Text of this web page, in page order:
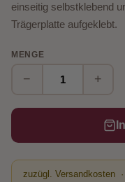
einseitig selbstklebend
Trägerplatte aufgeklebt.
MENGE
− +
zuzügl. Versandkosten